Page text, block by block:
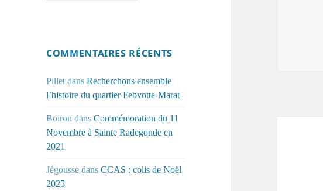
COMMENTAIRES RÉCENTS
Pillet dansRecherchons ensemble
l’histoire du quartier Febvotte-Marat
Boiron dansCommémoration du 11
Novembre à Sainte Radegonde en
2021
Jégousse dansCCAS : colis de Noël
2025